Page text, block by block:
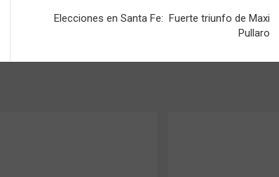
Elecciones en Santa Fe: Fuerte triunfo de Maxi
Pullaro